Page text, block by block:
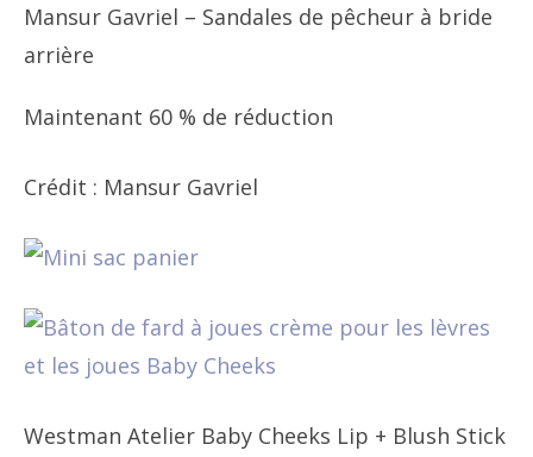
Mansur Gavriel – Sandales de pêcheur à bride
arrière
Maintenant 60 % de réduction
Crédit : Mansur Gavriel
Westman Atelier Baby Cheeks Lip + Blush Stick